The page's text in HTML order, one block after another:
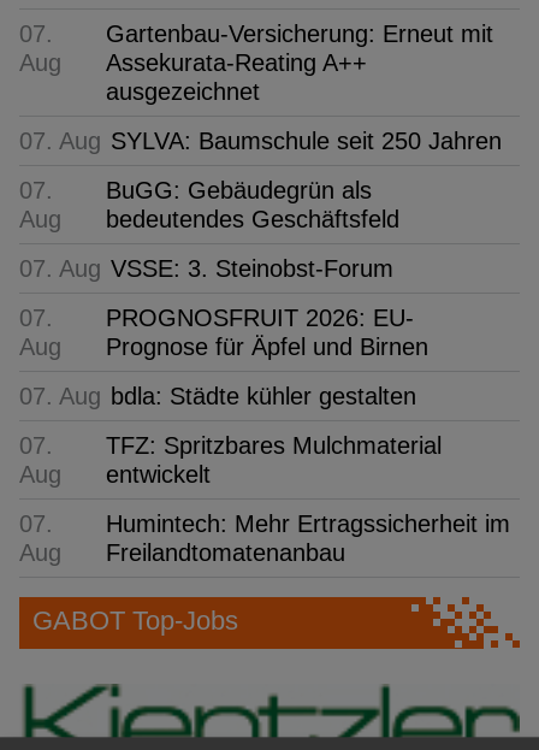
07.
Aug
Gartenbau-Versicherung: Erneut mit
Assekurata-Reating A++
ausgezeichnet
07. Aug SYLVA: Baumschule seit 250 Jahren
07.
Aug
BuGG: Gebäudegrün als
bedeutendes Geschäftsfeld
07. Aug VSSE: 3. Steinobst-Forum
07.
Aug
PROGNOSFRUIT 2026: EU-
Prognose für Äpfel und Birnen
07. Aug bdla: Städte kühler gestalten
07.
Aug
TFZ: Spritzbares Mulchmaterial
entwickelt
07.
Aug
Humintech: Mehr Ertragssicherheit im
Freilandtomatenanbau
GABOT Top-Jobs